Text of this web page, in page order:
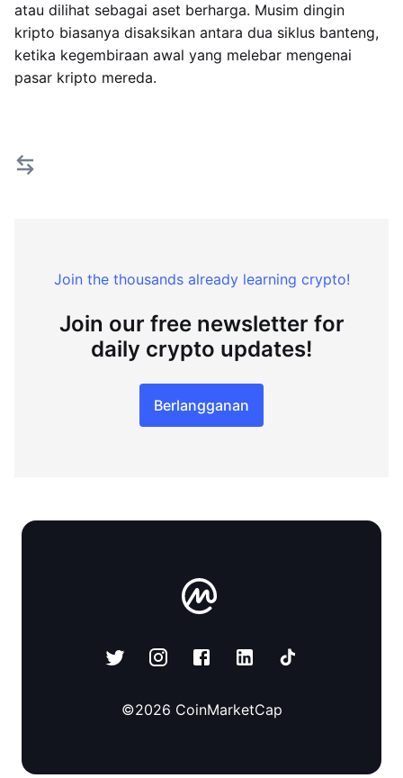
atau dilihat sebagai aset berharga. Musim dingin
kripto biasanya disaksikan antara dua siklus banteng,
ketika kegembiraan awal yang melebar mengenai
pasar kripto mereda.
Join the thousands already learning crypto!
Join our free newsletter for
daily crypto updates!
Berlangganan
©2026 CoinMarketCap